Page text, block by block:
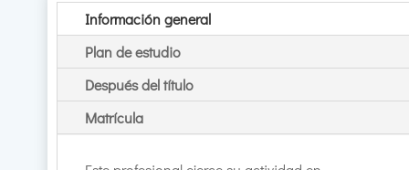
Información general
Plan de estudio
Después del título
Matrícula